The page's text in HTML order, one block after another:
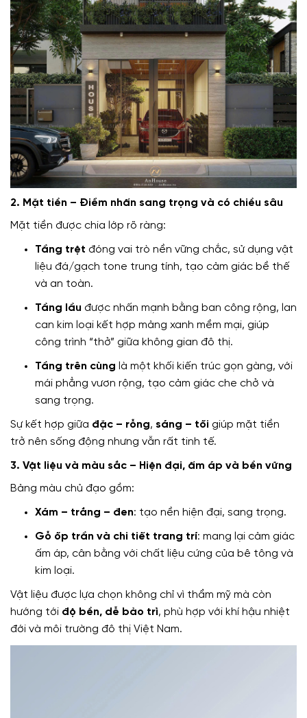
2. Mặt tiền – Điểm nhấn sang trọng và có chiều sâu
Mặt tiền được chia lớp rõ ràng:
Tầng trệt đóng vai trò nền vững chắc, sử dụng vật
liệu đá/gạch tone trung tính, tạo cảm giác bề thế
và an toàn.
Tầng lầu được nhấn mạnh bằng ban công rộng, lan
can kim loại kết hợp mảng xanh mềm mại, giúp
công trình “thở” giữa không gian đô thị.
Tầng trên cùng là một khối kiến trúc gọn gàng, với
mái phẳng vươn rộng, tạo cảm giác che chở và
sang trọng.
Sự kết hợp giữa đặc – rỗng, sáng – tối giúp mặt tiền
trở nên sống động nhưng vẫn rất tinh tế.
3. Vật liệu và màu sắc – Hiện đại, ấm áp và bền vững
Bảng màu chủ đạo gồm:
Xám – trắng – đen: tạo nền hiện đại, sang trọng.
Gỗ ốp trần và chi tiết trang trí: mang lại cảm giác
ấm áp, cân bằng với chất liệu cứng của bê tông và
kim loại.
Vật liệu được lựa chọn không chỉ vì thẩm mỹ mà còn
hướng tới độ bền, dễ bảo trì, phù hợp với khí hậu nhiệt
đới và môi trường đô thị Việt Nam.